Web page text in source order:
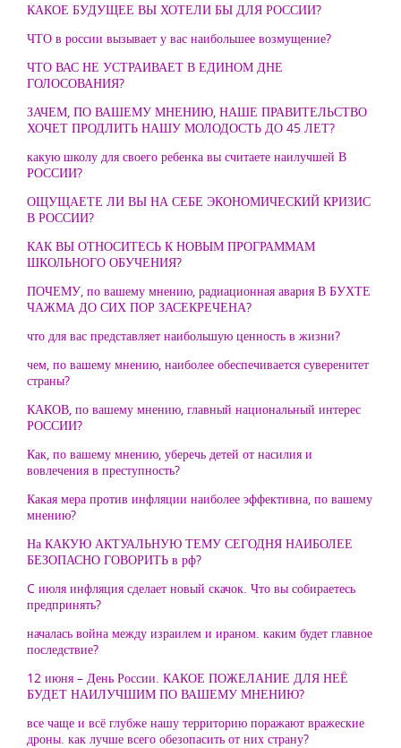
КАКОЕ БУДУЩЕЕ ВЫ ХОТЕЛИ БЫ ДЛЯ РОССИИ?
ЧТО в россии вызывает у вас наибольшее возмущение?
ЧТО ВАС НЕ УСТРАИВАЕТ В ЕДИНОМ ДНЕ
ГОЛОСОВАНИЯ?
ЗАЧЕМ, ПО ВАШЕМУ МНЕНИЮ, НАШЕ ПРАВИТЕЛЬСТВО
ХОЧЕТ ПРОДЛИТЬ НАШУ МОЛОДОСТЬ ДО 45 ЛЕТ?
какую школу для своего ребенка вы считаете наилучшей В
РОССИИ?
ОЩУЩАЕТЕ ЛИ ВЫ НА СЕБЕ ЭКОНОМИЧЕСКИЙ КРИЗИС
В РОССИИ?
КАК ВЫ ОТНОСИТЕСЬ К НОВЫМ ПРОГРАММАМ
ШКОЛЬНОГО ОБУЧЕНИЯ?
ПОЧЕМУ, по вашему мнению, радиационная авария В БУХТЕ
ЧАЖМА ДО СИХ ПОР ЗАСЕКРЕЧЕНА?
что для вас представляет наибольшую ценность в жизни?
чем, по вашему мнению, наиболее обеспечивается суверенитет
страны?
КАКОВ, по вашему мнению, главный национальный интерес
РОССИИ?
Как, по вашему мнению, уберечь детей от насилия и
вовлечения в преступность?
Какая мера против инфляции наиболее эффективна, по вашему
мнению?
На КАКУЮ АКТУАЛЬНУЮ ТЕМУ СЕГОДНЯ НАИБОЛЕЕ
БЕЗОПАСНО ГОВОРИТЬ в рф?
C июля инфляция сделает новый скачок. Что вы собираетесь
предпринять?
началась война между израилем и ираном. каким будет главное
последствие?
12 июня – День России. КАКОЕ ПОЖЕЛАНИЕ ДЛЯ НЕЁ
БУДЕТ НАИЛУЧШИМ ПО ВАШЕМУ МНЕНИЮ?
все чаще и всё глубже нашу территорию поражают вражеские
дроны. как лучше всего обезопасить от них страну?